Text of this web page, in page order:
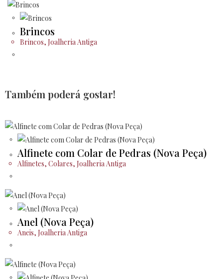
Brincos
Brincos, Joalheria Antiga
Também poderá gostar!
Alfinete com Colar de Pedras (Nova Peça)
Alfinetes, Colares, Joalheria Antiga
Anel (Nova Peça)
Aneis, Joalheria Antiga